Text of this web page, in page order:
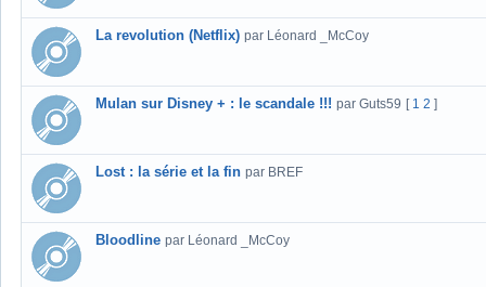
La revolution (Netflix) par Léonard _McCoy
Mulan sur Disney + : le scandale !!! par Guts59 [ 1 2 ]
Lost : la série et la fin par BREF
Bloodline par Léonard _McCoy